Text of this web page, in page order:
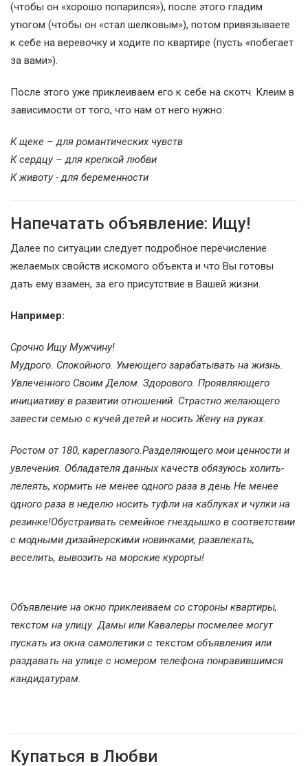
(чтобы он «хорошо попарился»), после этого гладим
утюгом (чтобы он «стал шелковым»), потом привязываете
к себе на веревочку и ходите по квартире (пусть «побегает
за вами»).
После этого уже приклеиваем его к себе на скотч. Клеим в
зависимости от того, что нам от него нужно:
К щеке – для романтических чувств
К сердцу – для крепкой любви
К животу - для беременности
Напечатать объявление: Ищу!
Далее по ситуации следует подробное перечисление
желаемых свойств искомого объекта и что Вы готовы
дать ему взамен, за его присутствие в Вашей жизни.
Например:
Срочно Ищу Мужчину!
Мудрого. Спокойного. Умеющего зарабатывать на жизнь.
Увлеченного Своим Делом. Здорового. Проявляющего
инициативу в развитии отношений. Страстно желающего
завести семью с кучей детей и носить Жену на руках.
Ростом от 180, кареглазого.Разделяющего мои ценности и
увлечения. Обладателя данных качеств обязуюсь холить-
лелеять, кормить не менее одного раза в день.Не менее
одного раза в неделю носить туфли на каблуках и чулки на
резинке!Обустраивать семейное гнездышко в соответствии
с модными дизайнерскими новинками, развлекать,
веселить, вывозить на морские курорты!
Объявление на окно приклеиваем со стороны квартиры,
текстом на улицу. Дамы или Кавалеры посмелее могут
пускать из окна самолетики с текстом объявления или
раздавать на улице с номером телефона понравившимся
кандидатурам.
Купаться в Любви